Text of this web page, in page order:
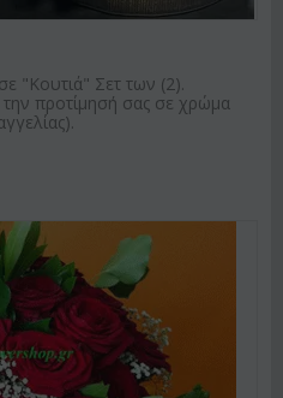
"Κουτιά" Σετ των (2).
προτίμησή σας σε χρώμα